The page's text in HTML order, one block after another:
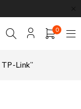
0
Link”